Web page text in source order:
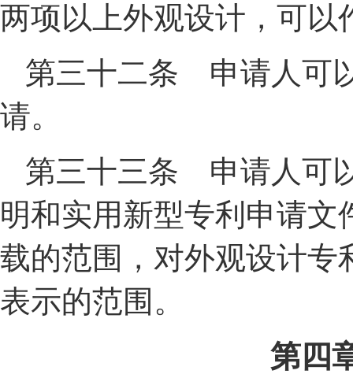
两项以上外观设计，可以
第三十二条 申请人可
请。
第三十三条 申请人可
明和实用新型专利申请
载的范围，对外观设计专
表示的范围。
第四